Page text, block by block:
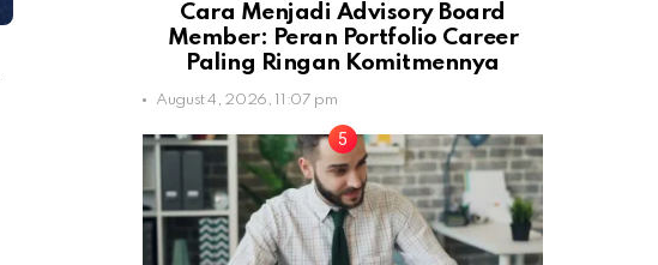
Cara Menjadi Advisory Board
Member: Peran Portfolio Career
Paling Ringan Komitmennya
August 4, 2026, 11:07 pm